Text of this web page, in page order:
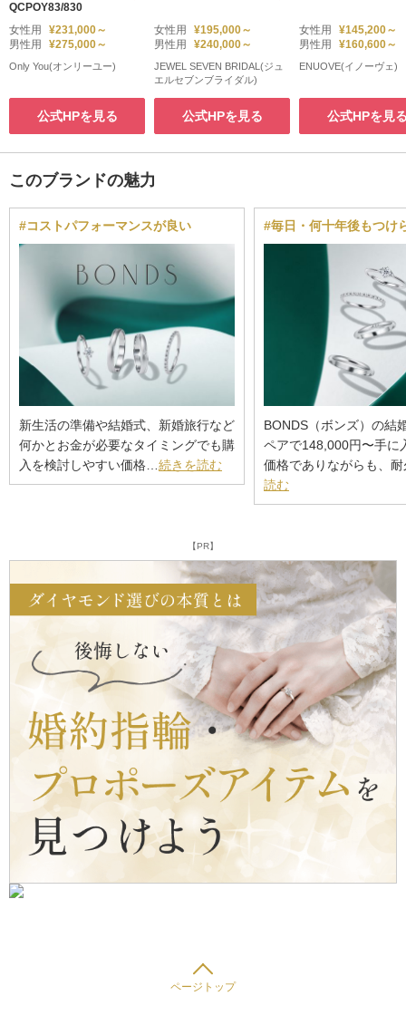
QCPOY83/830
女性用
¥231,000～
男性用
¥275,000～
Only You(オンリーユー)
公式HPを見る
女性用
¥195,000～
男性用
¥240,000～
JEWEL SEVEN BRIDAL(ジュ
エルセブンブライダル)
公式HPを見る
女性用
¥145,200～
男性用
¥160,600～
ENUOVE(イノーヴェ)
公式HPを見
このブランドの魅力
#コストパフォーマンスが良い
新生活の準備や結婚式、新婚旅行など
何かとお金が必要なタイミングでも購
入を検討しやすい価格… 続きを読む
#毎日・何十年後もつけ
BONDS（ボンズ）の結
ペアで148,000円〜手に
価格でありながらも、
読む
【PR】
ページトップ